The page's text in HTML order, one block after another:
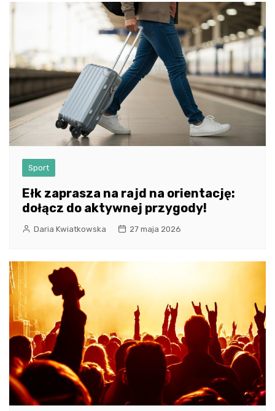
Sport
Ełk zaprasza na rajd na orientację:
dołącz do aktywnej przygody!
Daria Kwiatkowska 27 maja 2026